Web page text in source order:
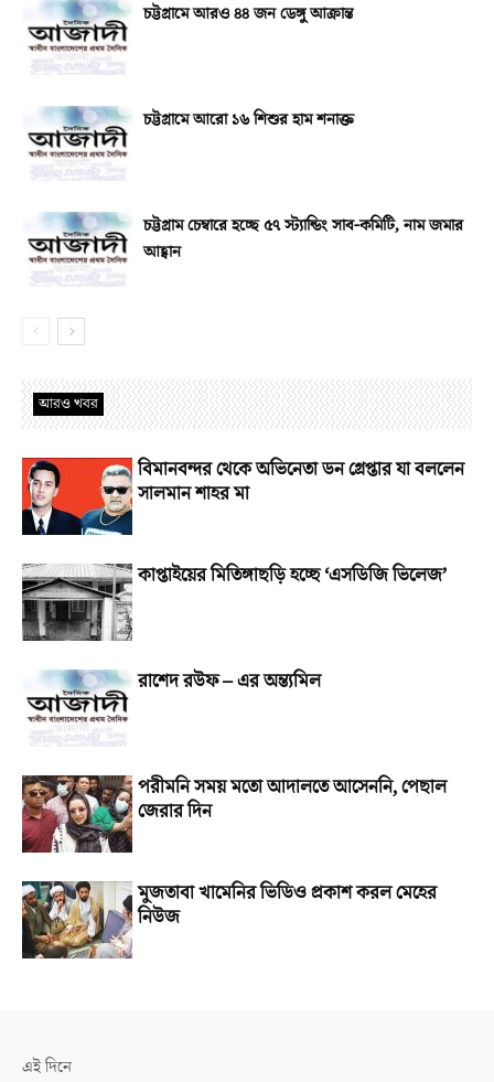
চট্টগ্রামে আরও ৪৪ জন ডেঙ্গু আক্রান্ত
চট্টগ্রামে আরো ১৬ শিশুর হাম শনাক্ত
চট্টগ্রাম চেম্বারে হচ্ছে ৫৭ স্ট্যান্ডিং সাব-কমিটি, নাম জমার
আহ্বান
আরও খবর
বিমানবন্দর থেকে অভিনেতা ডন গ্রেপ্তার যা বললেন
সালমান শাহর মা
কাপ্তাইয়ের মিতিঙ্গাছড়ি হচ্ছে ‘এসডিজি ভিলেজ’
রাশেদ রউফ – এর অন্ত্যমিল
পরীমনি সময় মতো আদালতে আসেননি, পেছাল
জেরার দিন
মুজতাবা খামেনির ভিডিও প্রকাশ করল মেহের
নিউজ
এই দিনে